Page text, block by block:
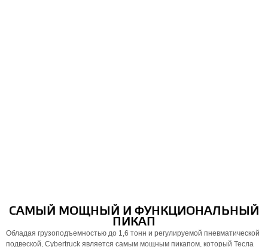
САМЫЙ МОЩНЫЙ И ФУНКЦИОНАЛЬНЫЙ
ПИКАП
Обладая грузоподъемностью до 1,6 тонн и регулируемой пневматической
подвеской, Cybertruck является самым мощным пикапом, который Тесла